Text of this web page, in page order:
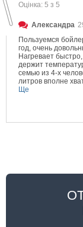
Оцінка: 5 з 5
Александра
Пользуемся
год, очень
Нагревает
держит
семью из 4-х
литров вполне
Ще